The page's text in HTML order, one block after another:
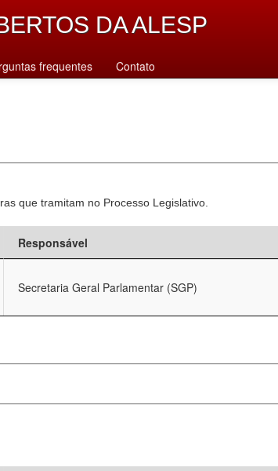
DA ALESP
frequentes Contato
que tramitam no Processo Legislativo.
Responsável
Secretaria Geral Parlamentar (SGP)